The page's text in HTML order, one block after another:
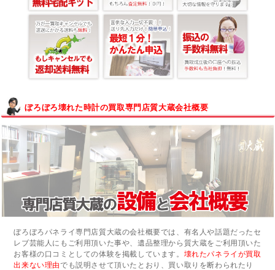
ぼろぼろ壊れた時計の買取専門店質大蔵会社概要
ぼろぼろパネライ専門店質大蔵の会社概要では、有名人や話題だったセ
レブ芸能人にもご利用頂いた事や、遺品整理から質大蔵をご利用頂いた
お客様の口コミとしての体験を掲載しています。 壊れたパネライが買取
出来ない理由でも説明させて頂いたとおり、買い取りを断わられたり